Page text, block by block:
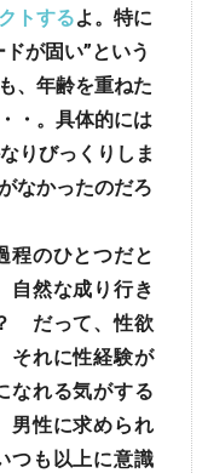
トするよ。特に
が固い”という
、年齢を重ねた
・。具体的には
りびっくりしま
なかったのだろ
程のひとつだと
自然な成り行き
だって、性欲
それに性経験が
なれる気がする
男性に求められ
つも以上に意識